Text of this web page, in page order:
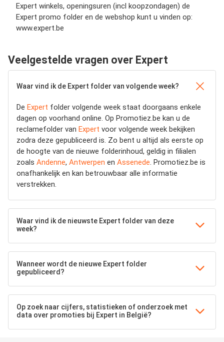
Expert winkels, openingsuren (incl koopzondagen) de
Expert promo folder en de webshop kunt u vinden op:
www.expert.be
Veelgestelde vragen over Expert
Waar vind ik de Expert folder van volgende week?
De Expert folder volgende week staat doorgaans enkele
dagen op voorhand online. Op Promotiez.be kan u de
reclamefolder van Expert voor volgende week bekijken
zodra deze gepubliceerd is. Zo bent u altijd als eerste op
de hoogte van de nieuwe folderinhoud, geldig in filialen
zoals Andenne, Antwerpen en Assenede. Promotiez.be is
onafhankelijk en kan betrouwbaar alle informatie
verstrekken.
Waar vind ik de nieuwste Expert folder van deze
week?
Wanneer wordt de nieuwe Expert folder
gepubliceerd?
Op zoek naar cijfers, statistieken of onderzoek met
data over promoties bij Expert in België?